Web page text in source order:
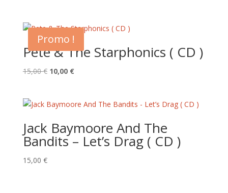
Promo !
Pete & The Starphonics ( CD )
15,00€ Le
était :
10,00 €Le
est :
Jack Baymoore And The
Bandits – Let’s Drag ( CD )
15,00 €